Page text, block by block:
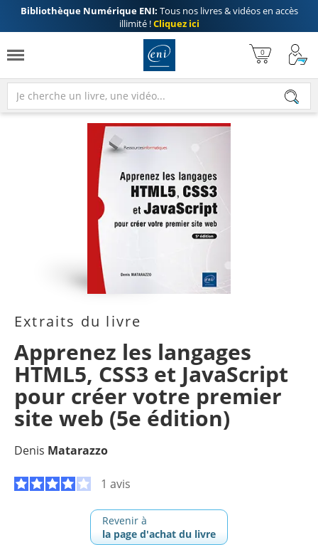
Bibliothèque Numérique ENI: Tous nos livres & vidéos en accès
illimité !Cliquez ici
Extraits du livre
Apprenez les langages
HTML5, CSS3 et JavaScript
pour créer votre premier
site web (5e édition)
Denis Matarazzo
1 avis
Revenir à
la page d'achat du livre